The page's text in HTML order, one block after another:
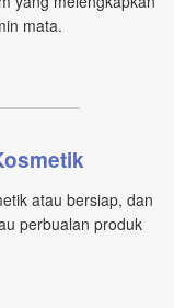
mata.
atau bersiap, dan
perbualan produk